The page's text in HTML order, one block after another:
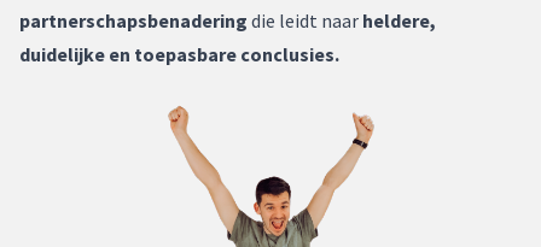
partnerschapsbenadering die leidt naar heldere,
duidelijke en toepasbare conclusies.